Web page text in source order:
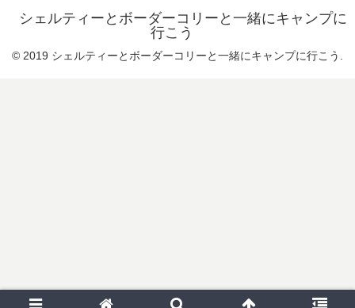
シェルティーとボーダーコリーと一緒にキャンプに
行こう
© 2019 シェルティーとボーダーコリーと一緒にキャンプに行こう.